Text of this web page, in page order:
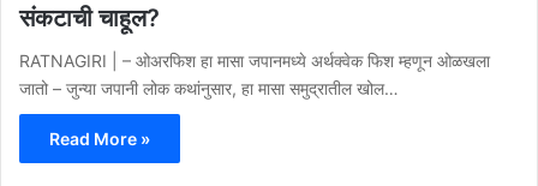
संकटाची चाहूल?
RATNAGIRI | – ओअरफिश हा मासा जपानमध्ये अर्थक्वेक फिश म्हणून ओळखला
जातो – जुन्या जपानी लोक कथांनुसार, हा मासा समुद्रातील खोल…
Read More »